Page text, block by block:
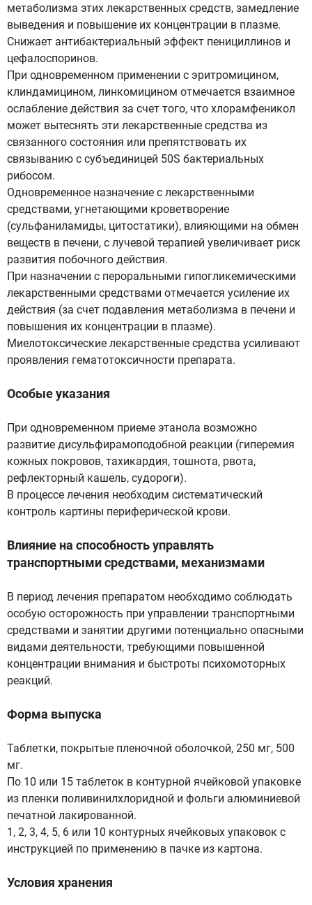
метаболизма этих лекарственных средств, замедление
выведения и повышение их концентрации в плазме.
Снижает антибактериальный эффект пенициллинов и
цефалоспоринов.
При одновременном применении с эритромицином,
клиндамицином, линкомицином отмечается взаимное
ослабление действия за счет того, что хлорамфеникол
может вытеснять эти лекарственные средства из
связанного состояния или препятствовать их
связыванию с субъединицей 50S бактериальных
рибосом.
Одновременное назначение с лекарственными
средствами, угнетающими кроветворение
(сульфаниламиды, цитостатики), влияющими на обмен
веществ в печени, с лучевой терапией увеличивает риск
развития побочного действия.
При назначении с пероральными гипогликемическими
лекарственными средствами отмечается усиление их
действия (за счет подавления метаболизма в печени и
повышения их концентрации в плазме).
Миелотоксические лекарственные средства усиливают
проявления гематотоксичности препарата.
Особые указания
При одновременном приеме этанола возможно
развитие дисульфирамоподобной реакции (гиперемия
кожных покровов, тахикардия, тошнота, рвота,
рефлекторный кашель, судороги).
В процессе лечения необходим систематический
контроль картины периферической крови.
Влияние на способность управлять
транспортными средствами, механизмами
В период лечения препаратом необходимо соблюдать
особую осторожность при управлении транспортными
средствами и занятии другими потенциально опасными
видами деятельности, требующими повышенной
концентрации внимания и быстроты психомоторных
реакций.
Форма выпуска
Таблетки, покрытые пленочной оболочкой, 250 мг, 500
мг.
По 10 или 15 таблеток в контурной ячейковой упаковке
из пленки поливинилхлоридной и фольги алюминиевой
печатной лакированной.
1, 2, 3, 4, 5, 6 или 10 контурных ячейковых упаковок с
инструкцией по применению в пачке из картона.
Условия хранения